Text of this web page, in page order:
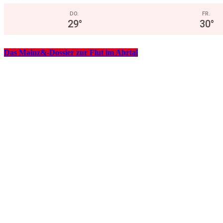
DO.
29°
FR.
30°
Das Mainz&-Dossier zur Flut im Ahrtal